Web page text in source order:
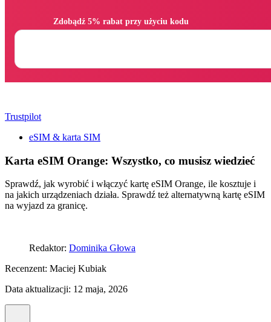
Trustpilot
eSIM & karta SIM
Karta eSIM Orange: Wszystko, co musisz wiedzieć
Sprawdź, jak wyrobić i włączyć kartę eSIM Orange, ile kosztuje i
na jakich urządzeniach działa. Sprawdź też alternatywną kartę eSIM
na wyjazd za granicę.
Redaktor: Dominika Głowa
Recenzent: Maciej Kubiak
Data aktualizacji: 12 maja, 2026